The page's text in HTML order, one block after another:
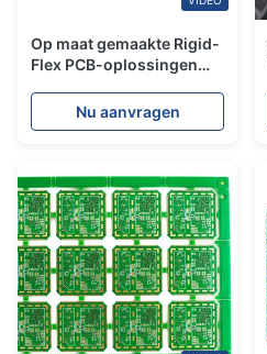
Op maat gemaakte Rigid-
Flex PCB-oplossingen
Professionele Rigid Flex
PCB-leverancier
Nu aanvragen